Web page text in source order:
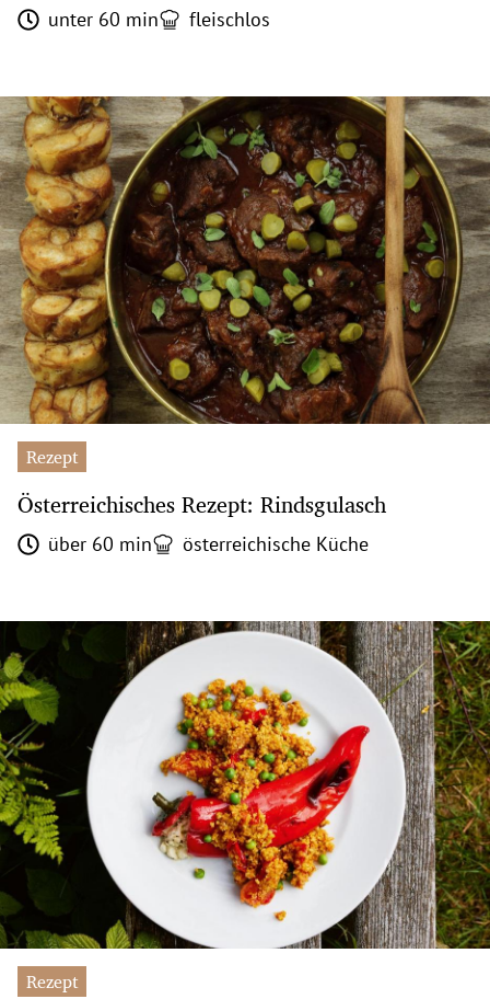
unter 60 min fleischlos
Rezept
Österreichisches Rezept: Rindsgulasch
über 60 min österreichische Küche
Rezept